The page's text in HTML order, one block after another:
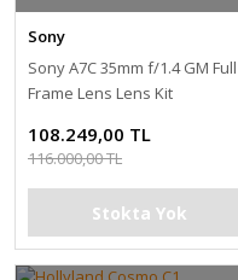
Sony
Sony A7C 35mm f/1.4 GM Full
Frame Lens Lens Kit
108.249,00 TL
116.000,00 TL
Stokta Yok